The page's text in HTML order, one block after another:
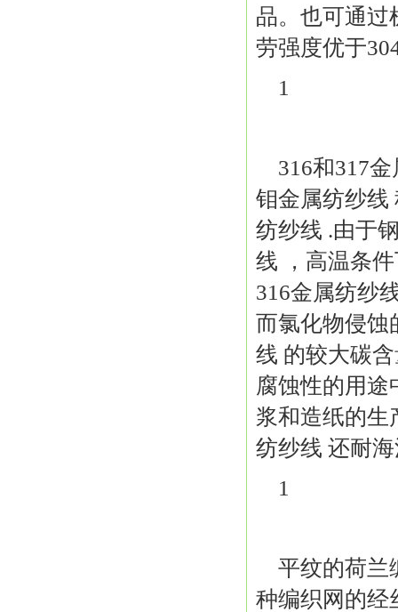
品。也可通过
劳强度优于
1
316和317
钼 金属纺纱线
纺纱线 .由于
线 ，高温条
316 金属纺纱
而氯化物侵蚀
线 的较大碳
腐蚀性的用途
浆和造纸的生
纺纱线 还耐
1
平纹的荷兰
种编织网的经